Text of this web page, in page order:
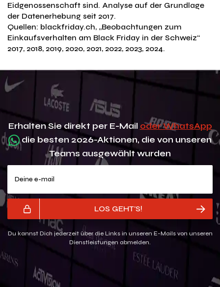
Eidgenossenschaft sind. Analyse auf der Grundlage
der Datenerhebung seit 2017.
Quellen: blackfriday.ch, „Beobachtungen zum
Einkaufsverhalten am Black Friday in der Schweiz“
2017, 2018, 2019, 2020, 2021, 2022, 2023, 2024.
Erhalten Sie direkt per E-Mail oder WhatsApp
die besten 2026-Aktionen, die von unseren
Teams ausgewählt wurden
LOS GEHT'S!
Du kannst Dich jederzeit über die Links in unseren E-Mails von unseren
Dienstleistungen abmelden.